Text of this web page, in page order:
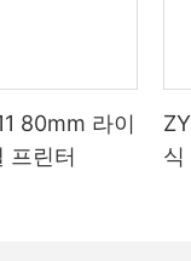
80mm 라이
프린터
식